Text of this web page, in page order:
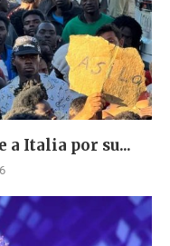
a Italia por su...